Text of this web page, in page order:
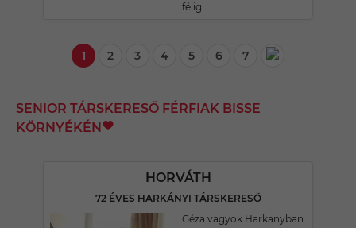
félig.
1 2 3 4 5 6 7
SENIOR TÁRSKERESŐ FÉRFIAK BISSE
KÖRNYÉKÉN
HORVÁTH
72 ÉVES HARKÁNYI TÁRSKERESŐ
Géza vagyok Harkanyban